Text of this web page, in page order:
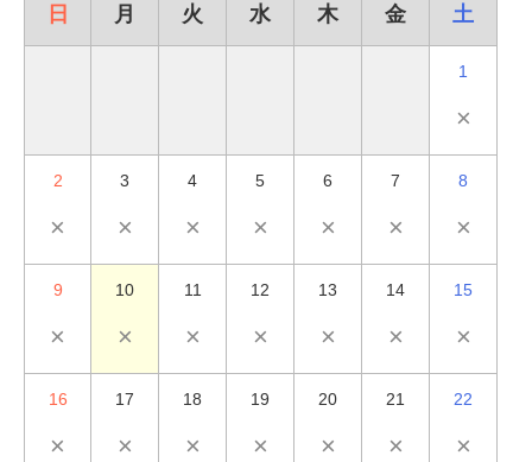
日
月 火 水 木 金 土
1
×
2
×
3
×
4
×
5
×
6
×
7
×
8
×
9
×
10
×
11
×
12
×
13
×
14
×
15
×
16
×
17
×
18
×
19
×
20
×
21
×
22
×